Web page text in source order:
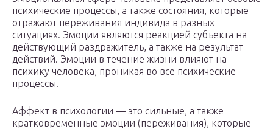
психические процессы, а также состояния, которые
отражают переживания индивида в разных
ситуациях. Эмоции являются реакцией субъекта на
действующий раздражитель, а также на результат
действий. Эмоции в течение жизни влияют на
психику человека, проникая во все психические
процессы.
Аффект в психологии — это сильные, а также
кратковременные эмоции (переживания), которые